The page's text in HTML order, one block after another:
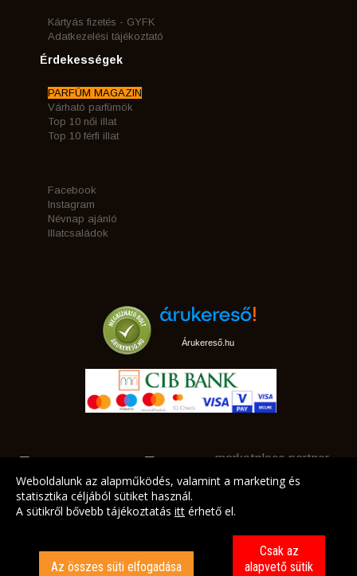
Kártyás fizetés - GYFK
Adatkezelési tájékoztató
Érdekességek
PARFÜM MAGAZIN
Várható parfümök
Top 10 női illat
Top 10 férfi illat
Facebook
Instagram
Névnap ajánló
Illatcsaládok
Árukereső.hu
marketplace partner
Weboldalunk az alapműködés, valamint a marketing és
statisztika céljából sütiket használ.
A sütikről bővebb tájékoztatás itt érhető el.
Az összes süti elfogadása
Csak az
alapvető sütik